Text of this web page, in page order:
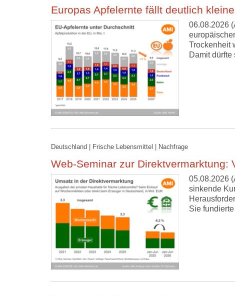
Europas Apfelernte fällt deutlich
06.08.2026
Trockenheit
Damit
Deutschland | Frische Lebensmittel | Nachfrage
Web-Seminar zur Direktvermarktung:
05.08.2026
sinkende
Sie